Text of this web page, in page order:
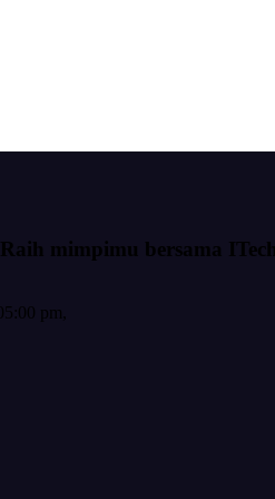
Raih mimpimu bersama
pm,